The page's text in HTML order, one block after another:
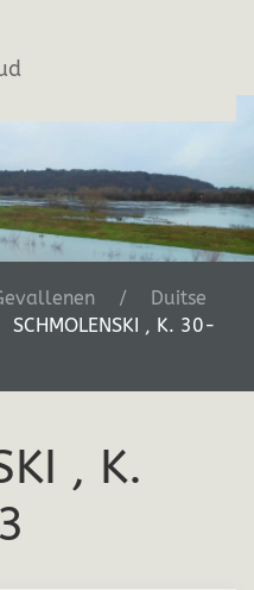
Duitse
SCHMOLENSKI , K. 30-
, K.